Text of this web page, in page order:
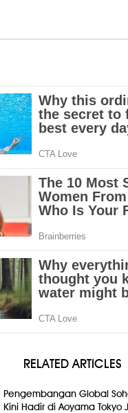
RELATED ARTICLES
Pengembangan Global
Kini Hadir di Aoyama Tokyo